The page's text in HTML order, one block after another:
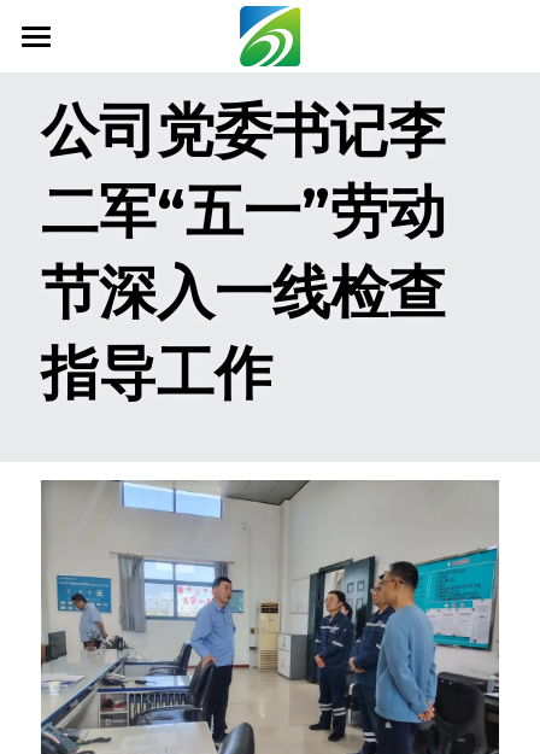
关于我们
新闻资讯
社会责任
业务范围
联系我们
公司党委书记李
二军“五一”劳动
节深入一线检查
指导工作